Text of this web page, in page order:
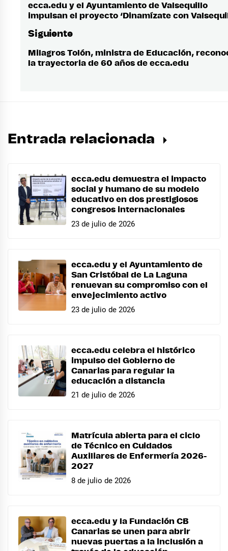
de
entradas
Entrada
anterior:
ecca.edu y el Ayuntamiento de Valsequillo
impulsan el proyecto ‘Dinamízate con
Siguiente
Entrada
siguiente:
Milagros Tolón, ministra de Educación,
la trayectoria de 60 años de ecca.edu
Entrada relacionada
ecca.edu demuestra el impacto
social y humano de su modelo
educativo en dos prestigiosos
congresos internacionales
23 de julio de 2026
ecca.edu y el Ayuntamiento de
San Cristóbal de La Laguna
renuevan su compromiso con el
envejecimiento activo
23 de julio de 2026
ecca.edu celebra el histórico
impulso del Gobierno de
Canarias para regular la
educación a distancia
21 de julio de 2026
Matrícula abierta para el ciclo
de Técnico en Cuidados
Auxiliares de Enfermería 2026-
2027
8 de julio de 2026
ecca.edu y la Fundación CB
Canarias se unen para abrir
nuevas puertas a la inclusión a